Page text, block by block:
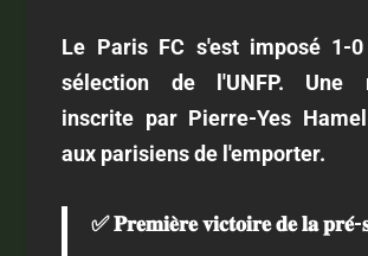
Le Paris FC s'est imposé 1-
sélection de l'UNFP. Une
inscrite par Pierre-Yes
aux parisiens de l'emporter.
✅ 𝐏𝐫𝐞𝐦𝐢𝐞̀𝐫𝐞 𝐯𝐢𝐜𝐭𝐨𝐢𝐫𝐞 𝐝𝐞 𝐥𝐚 𝐩𝐫𝐞́-